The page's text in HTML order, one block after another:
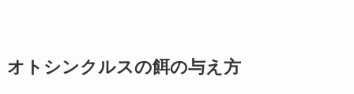
オトシンクルスの餌の与え方